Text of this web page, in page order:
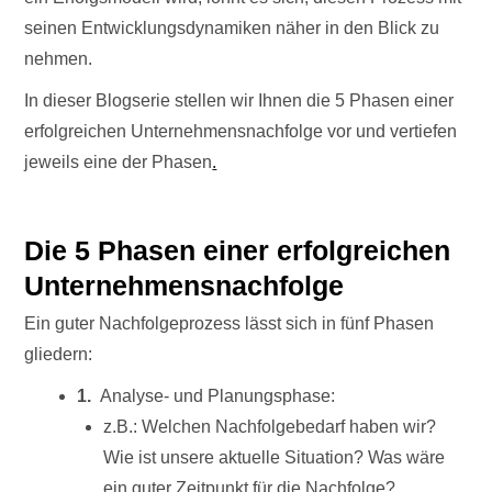
seinen Entwicklungsdynamiken näher in den Blick zu
nehmen.
In dieser Blogserie stellen wir Ihnen die 5 Phasen einer
erfolgreichen Unternehmensnachfolge vor und vertiefen
jeweils eine der Phasen.
Die 5 Phasen einer erfolgreichen
Unternehmensnachfolge
Ein guter Nachfolgeprozess lässt sich in fünf Phasen
gliedern:
1.Analyse- und Planungsphase:
z.B.: Welchen Nachfolgebedarf haben wir?
Wie ist unsere aktuelle Situation? Was wäre